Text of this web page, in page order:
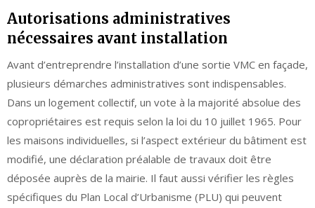
Autorisations administratives
nécessaires avant installation
Avant d’entreprendre l’installation d’une sortie VMC en façade,
plusieurs démarches administratives sont indispensables.
Dans un logement collectif, un vote à la majorité absolue des
copropriétaires est requis selon la loi du 10 juillet 1965. Pour
les maisons individuelles, si l’aspect extérieur du bâtiment est
modifié, une déclaration préalable de travaux doit être
déposée auprès de la mairie. Il faut aussi vérifier les règles
spécifiques du Plan Local d’Urbanisme (PLU) qui peuvent